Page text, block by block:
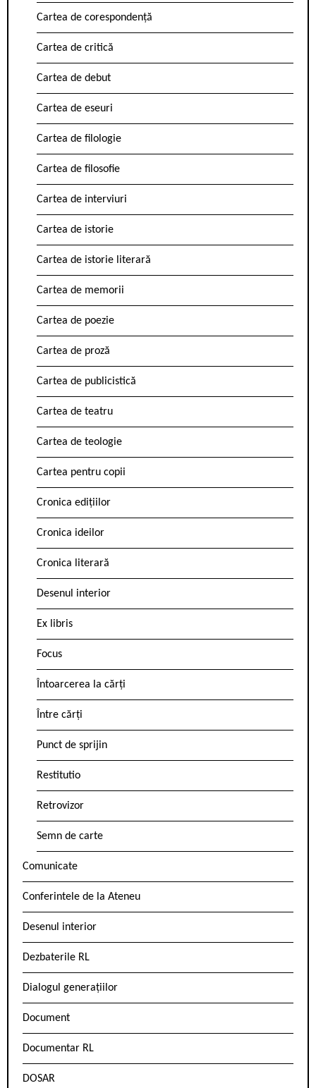
Cartea de corespondență
Cartea de critică
Cartea de debut
Cartea de eseuri
Cartea de filologie
Cartea de filosofie
Cartea de interviuri
Cartea de istorie
Cartea de istorie literară
Cartea de memorii
Cartea de poezie
Cartea de proză
Cartea de publicistică
Cartea de teatru
Cartea de teologie
Cartea pentru copii
Cronica edițiilor
Cronica ideilor
Cronica literară
Desenul interior
Ex libris
Focus
Întoarcerea la cărți
Între cărți
Punct de sprijin
Restitutio
Retrovizor
Semn de carte
Comunicate
Conferintele de la Ateneu
Desenul interior
Dezbaterile RL
Dialogul generațiilor
Document
Documentar RL
DOSAR